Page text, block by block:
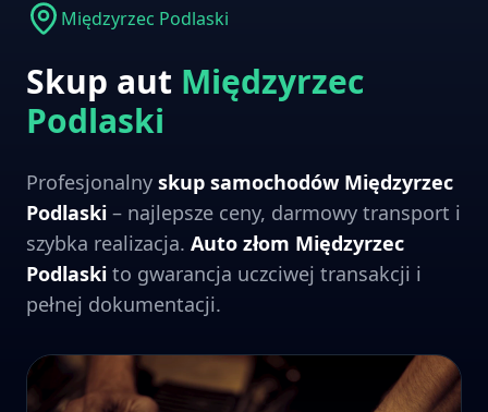
Międzyrzec Podlaski
Skup aut Międzyrzec
Podlaski
Profesjonalny skup samochodów Międzyrzec
Podlaski – najlepsze ceny, darmowy transport i
szybka realizacja. Auto złom Międzyrzec
Podlaski to gwarancja uczciwej transakcji i
pełnej dokumentacji.